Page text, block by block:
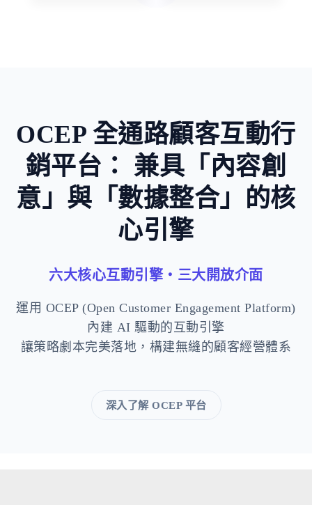
OCEP 全通路顧客互動行
銷平台： 兼具「內容創
意」與「數據整合」的核
心引擎
六大核心互動引擎・三大開放介面
運用 OCEP (Open Customer Engagement Platform)
內建 AI 驅動的互動引擎
讓策略劇本完美落地，構建無縫的顧客經營體系
深入了解 OCEP 平台